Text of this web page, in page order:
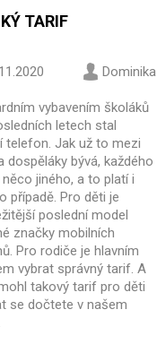
TARIF
Dominika
vybavením školáků
letech stal
telefon. Jak už to mezi
dospěláky bývá, každého
jiného, a to platí i
případě. Pro děti je
poslední model
značky mobilních
Pro rodiče je hlavním
vybrat správný tarif. A
takový tarif pro děti
se dočtete v našem